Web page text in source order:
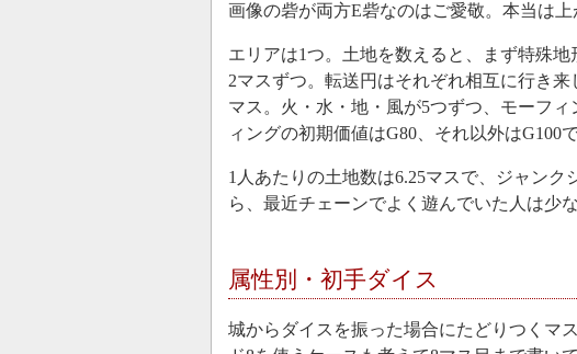
画像の砦が両方E砦なのはご愛敬。本当は上
エリアは1つ。土地を数えると、まず特殊
2マスずつ。転送円はそれぞれ相互に行き
マス。火・水・地・風が5つずつ、モーフ
ィングの初期価値はG80、それ以外はG100で
1人あたりの土地数は6.25マスで、ジャン
ら、最近チェーンでよく遊んでいた人は少
属性別・初手ダイス
城からダイスを振った場合にたどりつくマ